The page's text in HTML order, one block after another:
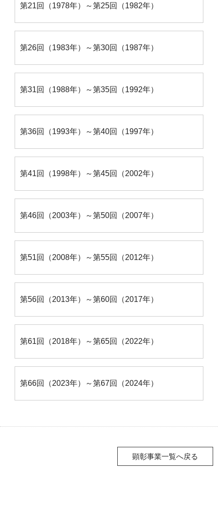
第21回（1978年）～第25回（1982年）
第26回（1983年）～第30回（1987年）
第31回（1988年）～第35回（1992年）
第36回（1993年）～第40回（1997年）
第41回（1998年）～第45回（2002年）
第46回（2003年）～第50回（2007年）
第51回（2008年）～第55回（2012年）
第56回（2013年）～第60回（2017年）
第61回（2018年）～第65回（2022年）
第66回（2023年）～第67回（2024年）
顕彰事業一覧へ戻る